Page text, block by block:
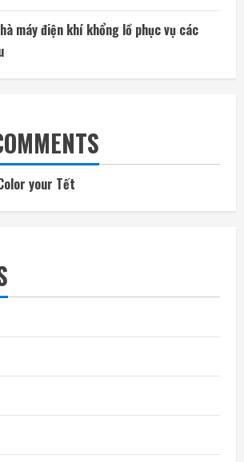
máy điện khí khổng lồ phục vụ các
your Tết